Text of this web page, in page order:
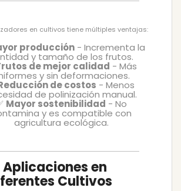
en cultivos tiene múltiples ventajas:
producción- Incrementa la
y tamaño de los frutos.
de mejor calidad - Más
y sin deformaciones.
de costos - Menos
de polinización manual.
Mayor sostenibilidad - No
y es compatible con
agricultura ecológica.
Aplicaciones en
Cultivos